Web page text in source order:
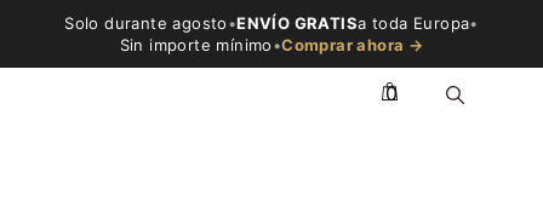
Solo durante agosto•ENVÍO GRATISa toda Europa•
Sin importe mínimo•Comprar ahora →
0